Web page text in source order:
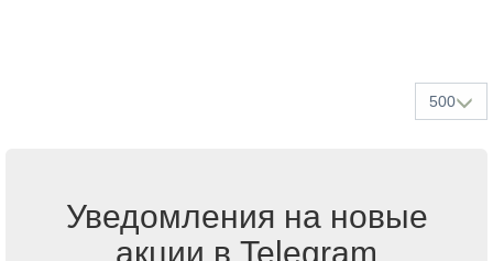
500
Уведомления на новые
акции в Telegram